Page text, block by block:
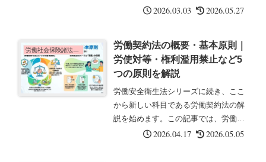
と、朝起きられない、通勤電車に乗る
る」と言っているのですが、どう対応
すれ...
2026.03.03 2026.05.27
労働社会保険諸法令の基礎知識
労働契約法の概要・基本原則｜
労使対等・権利濫用禁止など5
つの原則を解説
労働安全衛生法シリーズに続き、ここ
から新しい科目である労働契約法の解
説を始めます。この記事では、労働契
約法の目的と5つの基本原則について
2026.04.17 2026.05.05